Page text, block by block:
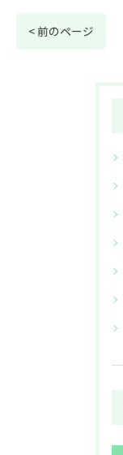
< 前のページ